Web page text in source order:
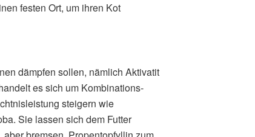
festen Ort, um ihren Kot
dämpfen sollen, nämlich Aktivatit
es sich um Kombinations­
steigern wie
Sie lassen sich dem Futter